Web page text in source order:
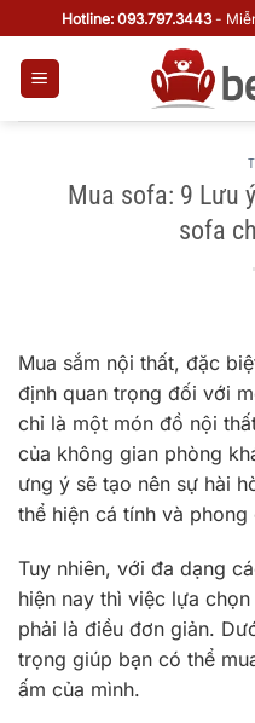
qua
dung
Hotline: 093.797.3443-
Mua sofa: 9 Lưu
sofa
Mua sắm nội thất, đặc
định quan trọng đối với
chỉ là một món đồ nội
của không gian phòng
ưng ý sẽ tạo nên sự hài
thể hiện cá tính và
Tuy nhiên, với đa dạng
hiện nay thì việc lựa
phải là điều đơn giản.
trọng giúp bạn có thể
ấm của mình.